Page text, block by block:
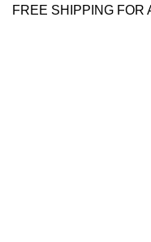
FREE SHIPPING FOR